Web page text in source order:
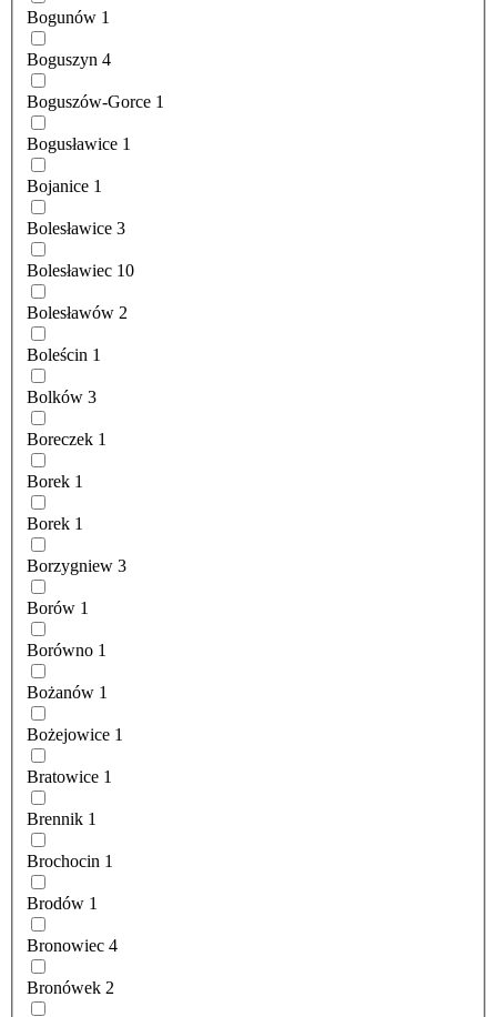
Bogunów 1
Boguszyn 4
Boguszów-Gorce 1
Bogusławice 1
Bojanice 1
Bolesławice 3
Bolesławiec 10
Bolesławów 2
Boleścin 1
Bolków 3
Boreczek 1
Borek 1
Borek 1
Borzygniew 3
Borów 1
Borówno 1
Bożanów 1
Bożejowice 1
Bratowice 1
Brennik 1
Brochocin 1
Brodów 1
Bronowiec 4
Bronówek 2